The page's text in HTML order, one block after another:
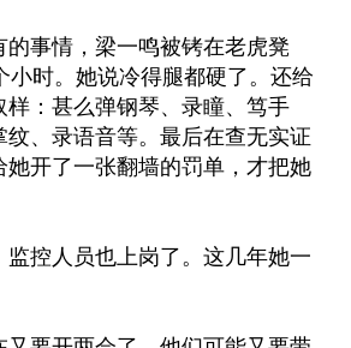
的事情，梁一鸣被铐在老虎凳
小时。她说冷得腿都硬了。还给
样：甚么弹钢琴、录瞳、笃手
纹、录语音等。最后在查无实证
她开了一张翻墙的罚单，才把她
监控人员也上岗了。这几年她一